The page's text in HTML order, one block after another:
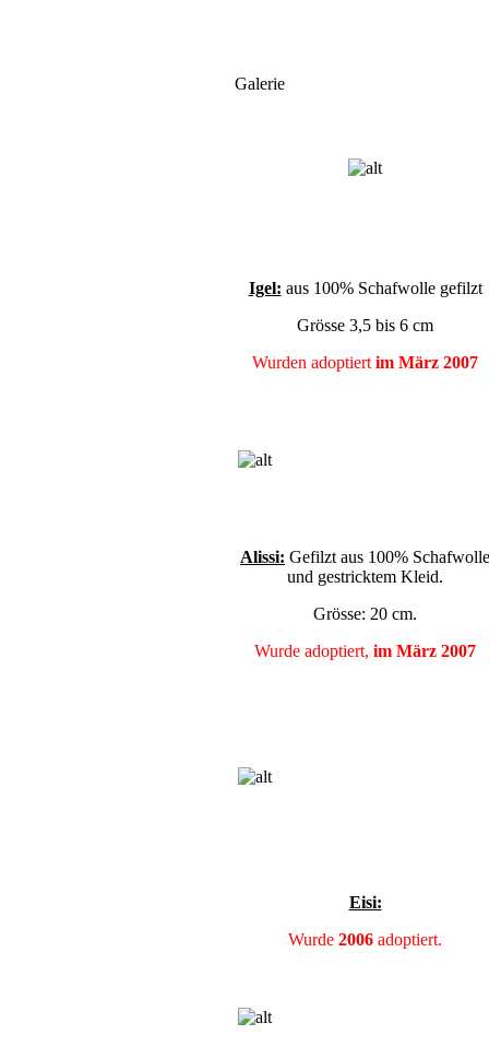
Galerie
Igel: aus 100% Schafwolle gefilzt
Grösse 3,5 bis 6 cm
Wurden adoptiert im März 2007
Alissi: Gefilzt aus 100% Schafwolle
und gestricktem Kleid.
Grösse: 20 cm.
Wurde adoptiert, im März 2007
Eisi:
Wurde 2006 adoptiert.